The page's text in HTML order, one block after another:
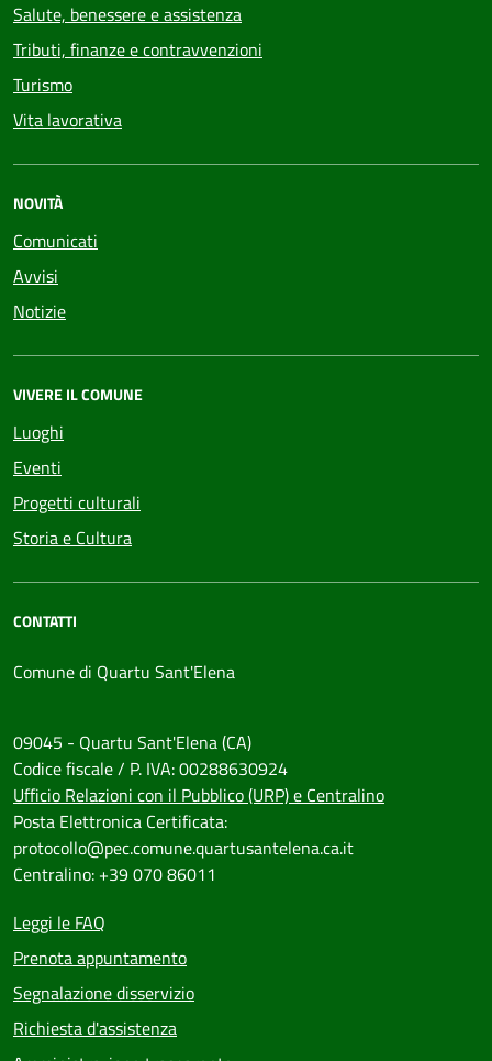
Salute, benessere e assistenza
Tributi, finanze e contravvenzioni
Turismo
Vita lavorativa
NOVITÀ
Comunicati
Avvisi
Notizie
VIVERE IL COMUNE
Luoghi
Eventi
Progetti culturali
Storia e Cultura
CONTATTI
Comune di Quartu Sant'Elena
09045 - Quartu Sant'Elena (CA)
Codice fiscale / P. IVA: 00288630924
Ufficio Relazioni con il Pubblico (URP) e Centralino
Posta Elettronica Certificata:
protocollo@pec.comune.quartusantelena.ca.it
Centralino: +39 070 86011
Leggi le FAQ
Prenota appuntamento
Segnalazione disservizio
Richiesta d'assistenza